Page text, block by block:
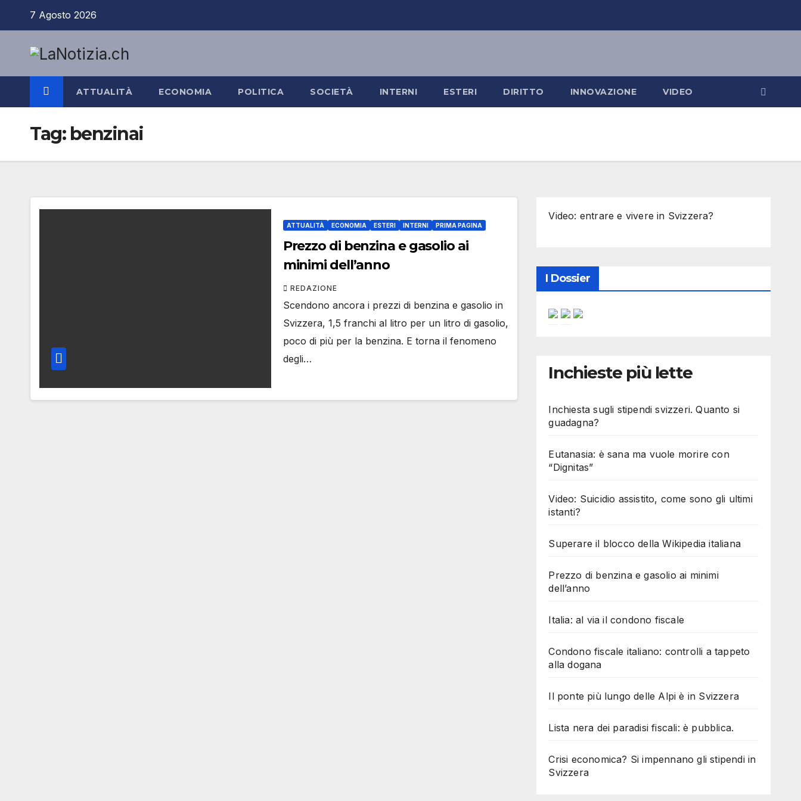
contenuto
7 Agosto 2026
ATTUALITÀ ECONOMIA POLITICA SOCIETÀ INTERNI ESTERI DIRITTO INNOVAZIONE VIDEO
Tag: benzinai
ATTUALITÀ ECONOMIA ESTERI INTERNI PRIMA PAGINA
Prezzo di benzina e gasolio ai
minimi dell’anno
REDAZIONE
Scendono ancora i prezzi di benzina e gasolio in
Svizzera, 1,5 franchi al litro per un litro di gasolio,
poco di più per la benzina. E torna il fenomeno
degli…
Video: entrare e vivere in Svizzera?
I Dossier
Inchieste più lette
Inchiesta sugli stipendi svizzeri. Quanto si
guadagna?
Eutanasia: è sana ma vuole morire con
“Dignitas”
Video: Suicidio assistito, come sono gli ultimi
istanti?
Superare il blocco della Wikipedia italiana
Prezzo di benzina e gasolio ai minimi
dell’anno
Italia: al via il condono fiscale
Condono fiscale italiano: controlli a tappeto
alla dogana
Il ponte più lungo delle Alpi è in Svizzera
Lista nera dei paradisi fiscali: è pubblica.
Crisi economica? Si impennano gli stipendi in
Svizzera